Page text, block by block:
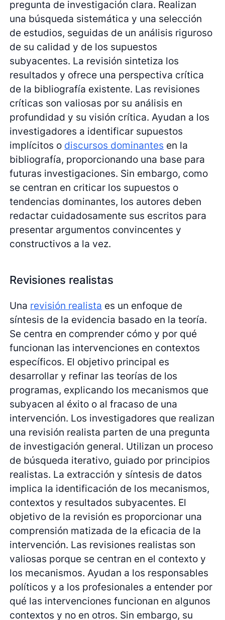
pregunta de investigación clara. Realizan
una búsqueda sistemática y una selección
de estudios, seguidas de un análisis riguroso
de su calidad y de los supuestos
subyacentes. La revisión sintetiza los
resultados y ofrece una perspectiva crítica
de la bibliografía existente. Las revisiones
críticas son valiosas por su análisis en
profundidad y su visión crítica. Ayudan a los
investigadores a identificar supuestos
implícitos o discursos dominantes en la
bibliografía, proporcionando una base para
futuras investigaciones. Sin embargo, como
se centran en criticar los supuestos o
tendencias dominantes, los autores deben
redactar cuidadosamente sus escritos para
presentar argumentos convincentes y
constructivos a la vez.
Revisiones realistas
Una revisión realista es un enfoque de
síntesis de la evidencia basado en la teoría.
Se centra en comprender cómo y por qué
funcionan las intervenciones en contextos
específicos. El objetivo principal es
desarrollar y refinar las teorías de los
programas, explicando los mecanismos que
subyacen al éxito o al fracaso de una
intervención. Los investigadores que realizan
una revisión realista parten de una pregunta
de investigación general. Utilizan un proceso
de búsqueda iterativo, guiado por principios
realistas. La extracción y síntesis de datos
implica la identificación de los mecanismos,
contextos y resultados subyacentes. El
objetivo de la revisión es proporcionar una
comprensión matizada de la eficacia de la
intervención. Las revisiones realistas son
valiosas porque se centran en el contexto y
los mecanismos. Ayudan a los responsables
políticos y a los profesionales a entender por
qué las intervenciones funcionan en algunos
contextos y no en otros. Sin embargo, su